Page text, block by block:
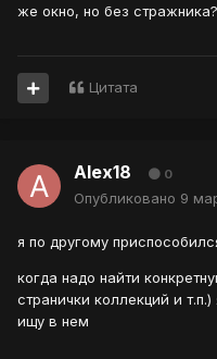
же окно, но без стражника?
Цитата
Alex18 0
Опубликовано 9
я по другому
когда надо найти
странички коллекций и
ищу в нем